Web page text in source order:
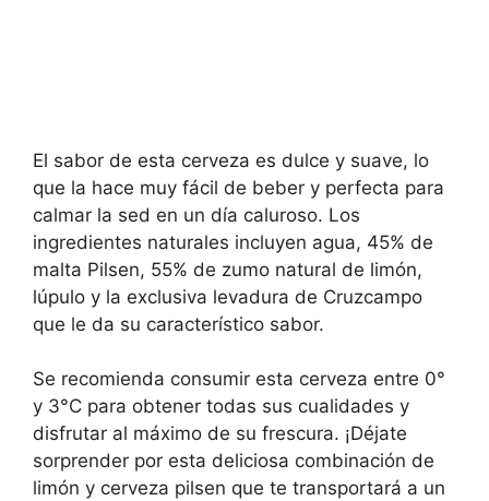
El sabor de esta cerveza es dulce y suave, lo
que la hace muy fácil de beber y perfecta para
calmar la sed en un día caluroso. Los
ingredientes naturales incluyen agua, 45% de
malta Pilsen, 55% de zumo natural de limón,
lúpulo y la exclusiva levadura de Cruzcampo
que le da su característico sabor.
Se recomienda consumir esta cerveza entre 0°
y 3°C para obtener todas sus cualidades y
disfrutar al máximo de su frescura. ¡Déjate
sorprender por esta deliciosa combinación de
limón y cerveza pilsen que te transportará a un